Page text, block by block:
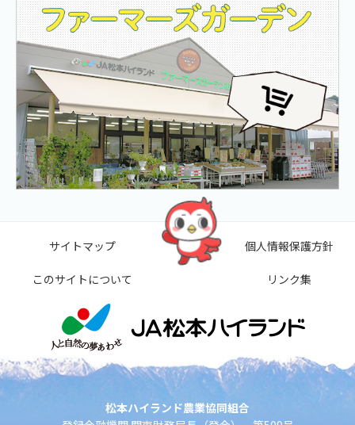
サイトマップ
このサイトについて
個人情報保護方針
リンク集
松本ハイランド農業協同組合